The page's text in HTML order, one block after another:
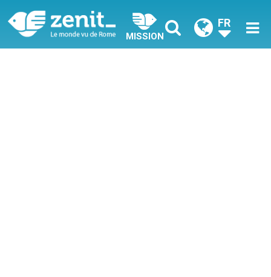
MISSION
FR